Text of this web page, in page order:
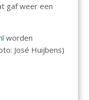
gaf weer een
worden
José Huijbens)